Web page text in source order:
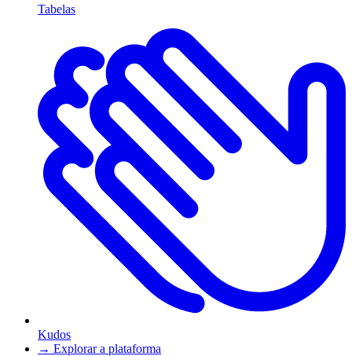
Tabelas
Kudos
→ Explorar a plataforma